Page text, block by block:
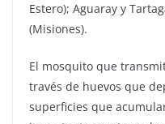
Estero); Aguaray y
(Misiones).
El mosquito que
través de huevos que
superficies que